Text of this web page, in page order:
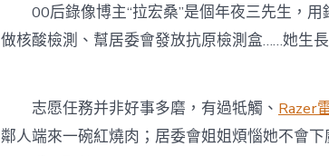
00后錄像博主“拉宏桑”是個年夜三先生，
做核酸檢測、幫居委會發放抗原檢測盒……她生
志愿任務并非好事多磨，有過牴觸、 Razer
鄰人端來一碗紅燒肉；居委會姐姐煩惱她不會